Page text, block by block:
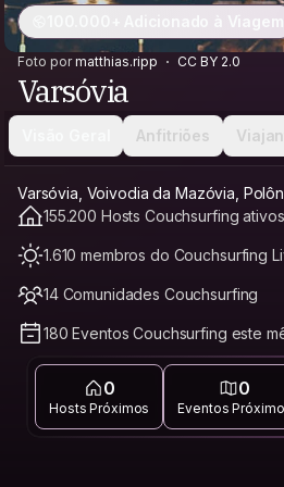
100.000+ Adicionado à Viagem
Foto pormatthias.ripp CC BY 2.0
Varsóvia
Anfitriões
Varsóvia, Voivodia da Mazóvia,
155.200 Hosts Couchsurfing ativos
1.610 membros do Couchsurfing
14 Comunidades Couchsurfing
180 Eventos Couchsurfing este
0
Hosts Próximos
0
Eventos